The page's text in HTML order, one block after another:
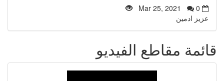
Mar 25, 2021
0
عزيز ادمين
قائمة مقاطع الفيديو